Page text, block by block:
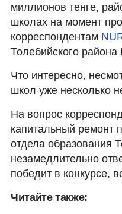
миллионов тенге,
школах на момент
корреспондентам
Толебийского
Что интересно,
школ уже несколько
На вопрос
капитальный ремонт
отдела образования
незамедлительно
победит в конкурсе,
Читайте также: